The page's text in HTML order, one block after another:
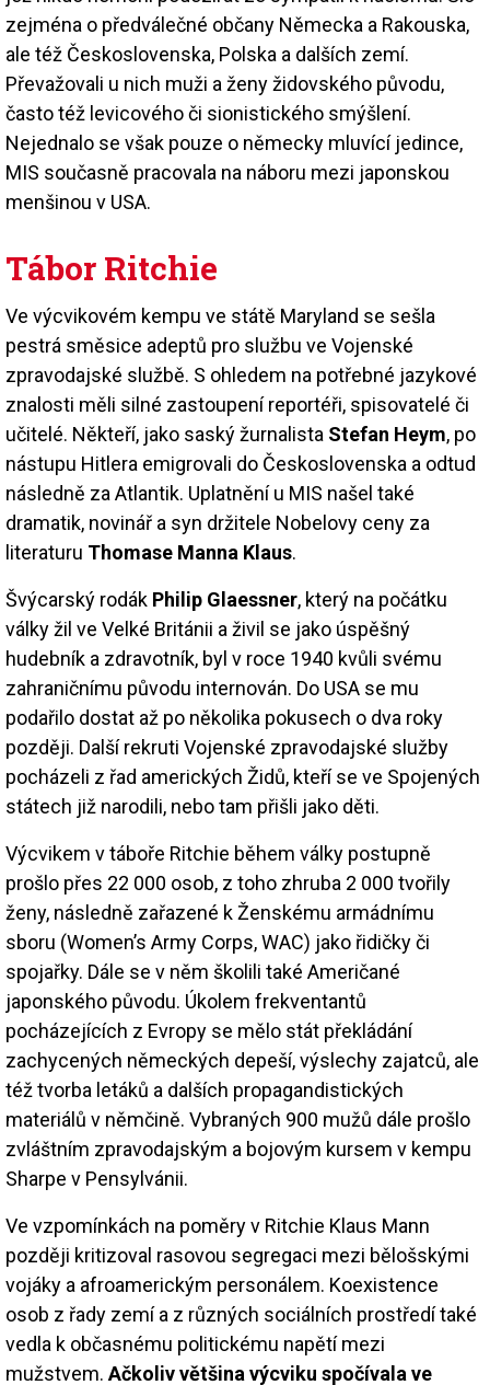
zejména o předválečné občany Německa a Rakouska,
ale též Československa, Polska a dalších zemí.
Převažovali u nich muži a ženy židovského původu,
často též levicového či sionistického smýšlení.
Nejednalo se však pouze o německy mluvící jedince,
MIS současně pracovala na náboru mezi japonskou
menšinou v USA.
Tábor Ritchie
Ve výcvikovém kempu ve státě Maryland se sešla
pestrá směsice adeptů pro službu ve Vojenské
zpravodajské službě. S ohledem na potřebné jazykové
znalosti měli silné zastoupení reportéři, spisovatelé či
učitelé. Někteří, jako saský žurnalista Stefan Heym, po
nástupu Hitlera emigrovali do Československa a odtud
následně za Atlantik. Uplatnění u MIS našel také
dramatik, novinář a syn držitele Nobelovy ceny za
literaturu Thomase Manna Klaus.
Švýcarský rodák Philip Glaessner, který na počátku
války žil ve Velké Británii a živil se jako úspěšný
hudebník a zdravotník, byl v roce 1940 kvůli svému
zahraničnímu původu internován. Do USA se mu
podařilo dostat až po několika pokusech o dva roky
později. Další rekruti Vojenské zpravodajské služby
pocházeli z řad amerických Židů, kteří se ve Spojených
státech již narodili, nebo tam přišli jako děti.
Výcvikem v táboře Ritchie během války postupně
prošlo přes 22 000 osob, z toho zhruba 2 000 tvořily
ženy, následně zařazené k Ženskému armádnímu
sboru (Women’s Army Corps, WAC) jako řidičky či
spojařky. Dále se v něm školili také Američané
japonského původu. Úkolem frekventantů
pocházejících z Evropy se mělo stát překládání
zachycených německých depeší, výslechy zajatců, ale
též tvorba letáků a dalších propagandistických
materiálů v němčině. Vybraných 900 mužů dále prošlo
zvláštním zpravodajským a bojovým kursem v kempu
Sharpe v Pensylvánii.
Ve vzpomínkách na poměry v Ritchie Klaus Mann
později kritizoval rasovou segregaci mezi bělošskými
vojáky a afroamerickým personálem. Koexistence
osob z řady zemí a z různých sociálních prostředí také
vedla k občasnému politickému napětí mezi
mužstvem. Ačkoliv většina výcviku spočívala ve